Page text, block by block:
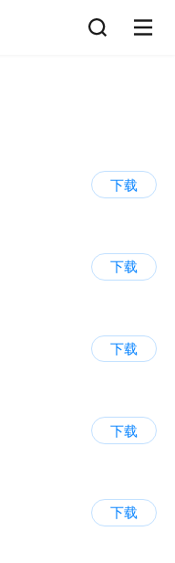
下载
下载
下载
下载
下载